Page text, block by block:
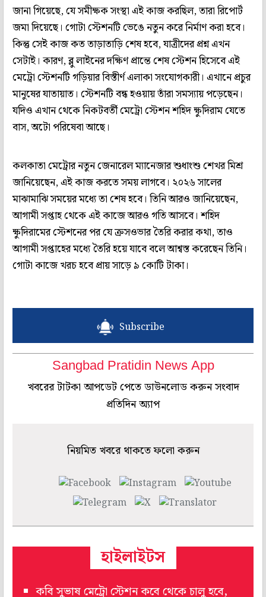
জানা গিয়েছে, যে সমীক্ষক সংস্থা এই কাজ করছিল, তারা রিপোর্ট
জমা দিয়েছে। গোটা স্টেশনটি ভেঙে নতুন করে নির্মাণ করা হবে।
কিন্তু সেই কাজ কত তাড়াতাড়ি শেষ হবে, যাত্রীদের প্রশ্ন এখন
সেটাই। কারণ, ব্লু লাইনের দক্ষিণ প্রান্তে শেষ স্টেশন হিসেবে এই
মেট্রো স্টেশনটি গড়িয়ার বিস্তীর্ণ এলাকা সংযোগকারী। এখানে প্রচুর
মানুষের যাতায়াত। স্টেশনটি বন্ধ হওয়ায় তাঁরা সমস্যায় পড়েছেন।
যদিও এখান থেকে নিকটবর্তী মেট্রো স্টেশন শহিদ ক্ষুদিরাম যেতে
বাস, অটো পরিষেবা আছে।
কলকাতা মেট্রোর নতুন জেনারেল ম্যানেজার শুধাংশু শেখর মিশ্র
জানিয়েছেন, এই কাজ করতে সময় লাগবে। ২০২৬ সালের
মাঝামাঝি সময়ের মধ্যে তা শেষ হবে। তিনি আরও জানিয়েছেন,
আগামী সপ্তাহ থেকে এই কাজে আরও গতি আসবে। শহিদ
ক্ষুদিরামের স্টেশনের পর যে ক্রসওভার তৈরি করার কথা, তাও
আগামী সপ্তাহের মধ্যে তৈরি হয়ে যাবে বলে আশ্বস্ত করেছেন তিনি।
গোটা কাজে খরচ হবে প্রায় সাড়ে ৯ কোটি টাকা।
Subscribe
Sangbad Pratidin News App
খবরের টাটকা আপডেট পেতে ডাউনলোড করুন সংবাদ
প্রতিদিন অ্যাপ
নিয়মিত খবরে থাকতে ফলো করুন
হাইলাইটস
কবি সুভাষ মেট্রো স্টেশন কবে থেকে চালু হবে,